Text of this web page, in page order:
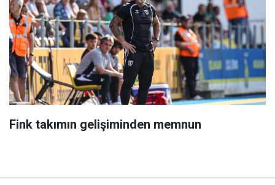
Fink takımın gelişiminden memnun